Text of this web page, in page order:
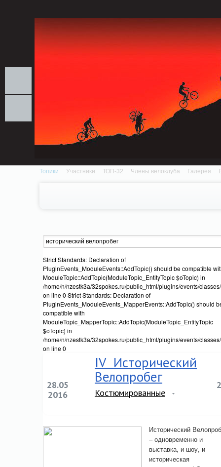
Топики Участники ТОП-32 Члены велоклуба Галерея
Strict Standards: Declaration of
PluginEvents_ModuleEvents::AddTopic() should be compatible
ModuleTopic::AddTopic(ModuleTopic_EntityTopic $oTopic) in
/home/n/nzestk3a/32spokes.ru/public_html/plugins/events/
on line 0 Strict Standards: Declaration of
PluginEvents_ModuleEvents_MapperEvents::AddTopic() should
compatible with
ModuleTopic_MapperTopic::AddTopic(ModuleTopic_EntityTopic
$oTopic) in
/home/n/nzestk3a/32spokes.ru/public_html/plugins/events/
on line 0
28.05
2016
IV Исторический
Велопробег
Костюмированные
2
Исторический
– одновременно и
выставка, и шоу, и
историческая